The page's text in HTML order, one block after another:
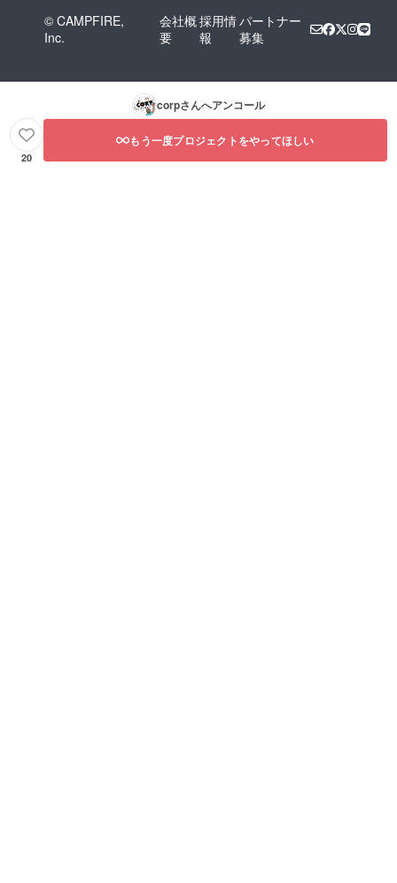
© CAMPFIRE,
Inc.
会社概
要
採用情
報
パートナー
募集
corpさんへアンコール
20
もう一度プロジェクトをやってほしい